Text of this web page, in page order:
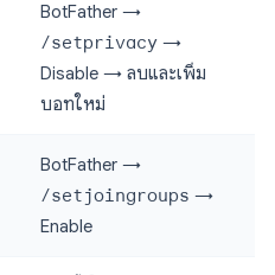
BotFather →
/setprivacy →
Disable → ลบและเพิ่ม
บอทใหม่
BotFather →
/setjoingroups →
Enable